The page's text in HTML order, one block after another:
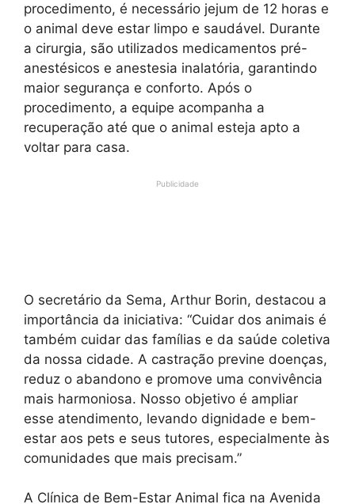
procedimento, é necessário jejum de 12 horas e
o animal deve estar limpo e saudável. Durante
a cirurgia, são utilizados medicamentos pré-
anestésicos e anestesia inalatória, garantindo
maior segurança e conforto. Após o
procedimento, a equipe acompanha a
recuperação até que o animal esteja apto a
voltar para casa.
Publicidade
O secretário da Sema, Arthur Borin, destacou a
importância da iniciativa: “Cuidar dos animais é
também cuidar das famílias e da saúde coletiva
da nossa cidade. A castração previne doenças,
reduz o abandono e promove uma convivência
mais harmoniosa. Nosso objetivo é ampliar
esse atendimento, levando dignidade e bem-
estar aos pets e seus tutores, especialmente às
comunidades que mais precisam.”
A Clínica de Bem-Estar Animal fica na Avenida